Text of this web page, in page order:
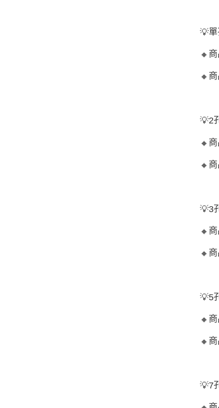
💡
🔸
🔸
💡2
🔸
🔸
💡3
🔸
🔸
💡5
🔸
🔸
💡7